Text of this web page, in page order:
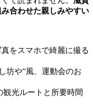
合わせた親しみやすい
をスマホで綺麗に撮る
坊や”風、運動会のお
観光ルートと所要時間